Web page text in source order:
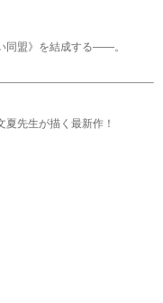
同盟》を結成する――。
夏先生が描く最新作！